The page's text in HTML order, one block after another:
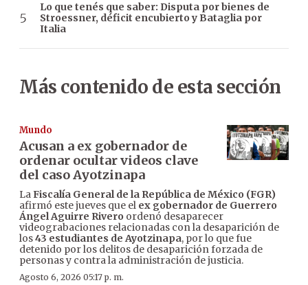
Lo que tenés que saber: Disputa por bienes de
Stroessner, déficit encubierto y Bataglia por
Italia
Más contenido de esta sección
Mundo
Acusan a ex gobernador de
ordenar ocultar videos clave
del caso Ayotzinapa
LaFiscalía General de la República de México (FGR)
afirmó este jueves que el ex gobernador de Guerrero
Ángel Aguirre Rivero ordenó desaparecer
videograbaciones relacionadas con la desaparición de
los43 estudiantes de Ayotzinapa, por lo que fue
detenido por los delitos de desaparición forzada de
personas y contra la administración de justicia.
Agosto 6, 2026 05:17 p. m.